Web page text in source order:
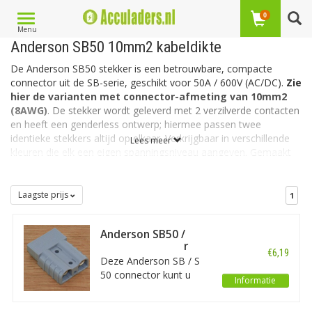
Toggle
navigation
Menu
0
Anderson SB50 10mm2 kabeldikte
De Anderson SB50 stekker is een betrouwbare, compacte
connector uit de SB-serie, geschikt voor 50A / 600V (AC/DC). Zie
hier de varianten met connector-afmeting van 10mm2
(8AWG). De stekker wordt geleverd met 2 verzilverde contacten
en heeft een genderless ontwerp; hiermee passen twee
identieke stekkers altijd op elkaar. Verkrijgbaar in verschillende
Lees meer
Laagste prijs 1
Anderson SB50 /
SBS50 connector
grijs - 10mm2
Deze Anderson SB / S
50 connector kunt u
€6,19
Informatie